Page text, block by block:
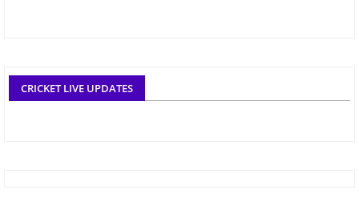
CRICKET LIVE UPDATES